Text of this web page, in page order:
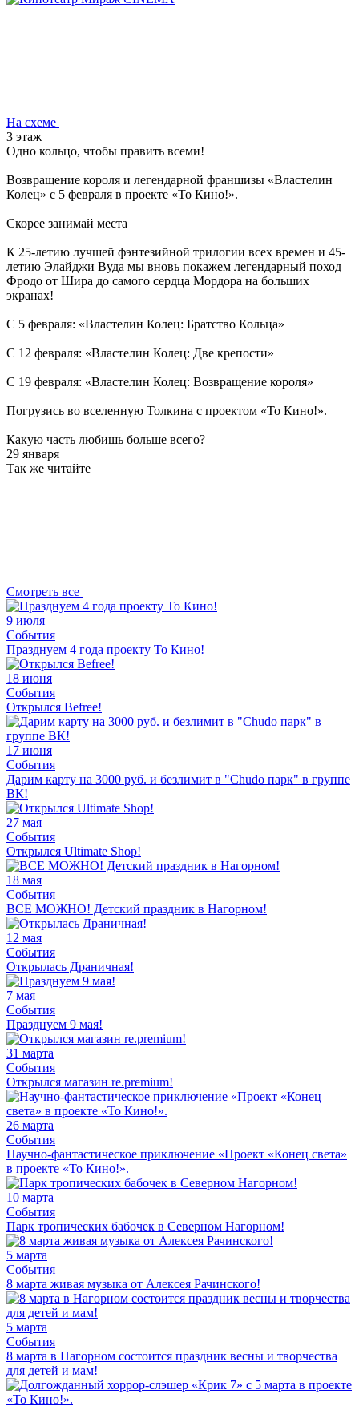
На схеме
3 этаж
Одно кольцо, чтобы править всеми!
Возвращение короля и легендарной франшизы «Властелин
Колец» с 5 февраля в проекте «То Кино!».
Скорее занимай места
К 25-летию лучшей фэнтезийной трилогии всех времен и 45-
летию Элайджи Вуда мы вновь покажем легендарный поход
Фродо от Шира до самого сердца Мордора на больших
экранах!
С 5 февраля: «Властелин Колец: Братство Кольца»
С 12 февраля: «Властелин Колец: Две крепости»
С 19 февраля: «Властелин Колец: Возвращение короля»
Погрузись во вселенную Толкина с проектом «То Кино!».
Какую часть любишь больше всего?
29 января
Так же читайте
Смотреть все
9 июля
События
Празднуем 4 года проекту То Кино!
18 июня
События
Открылся Befree!
17 июня
События
Дарим карту на 3000 руб. и безлимит в "Chudo парк" в группе
ВК!
27 мая
События
Открылся Ultimate Shop!
18 мая
События
ВСЕ МОЖНО! Детский праздник в Нагорном!
12 мая
События
Открылась Драничная!
7 мая
События
Празднуем 9 мая!
31 марта
События
Открылся магазин re.premium!
26 марта
События
Научно-фантастическое приключение «Проект «Конец света»
в проекте «То Кино!».
10 марта
События
Парк тропических бабочек в Северном Нагорном!
5 марта
События
8 марта живая музыка от Алексея Рачинского!
5 марта
События
8 марта в Нагорном состоится праздник весны и творчества
для детей и мам!